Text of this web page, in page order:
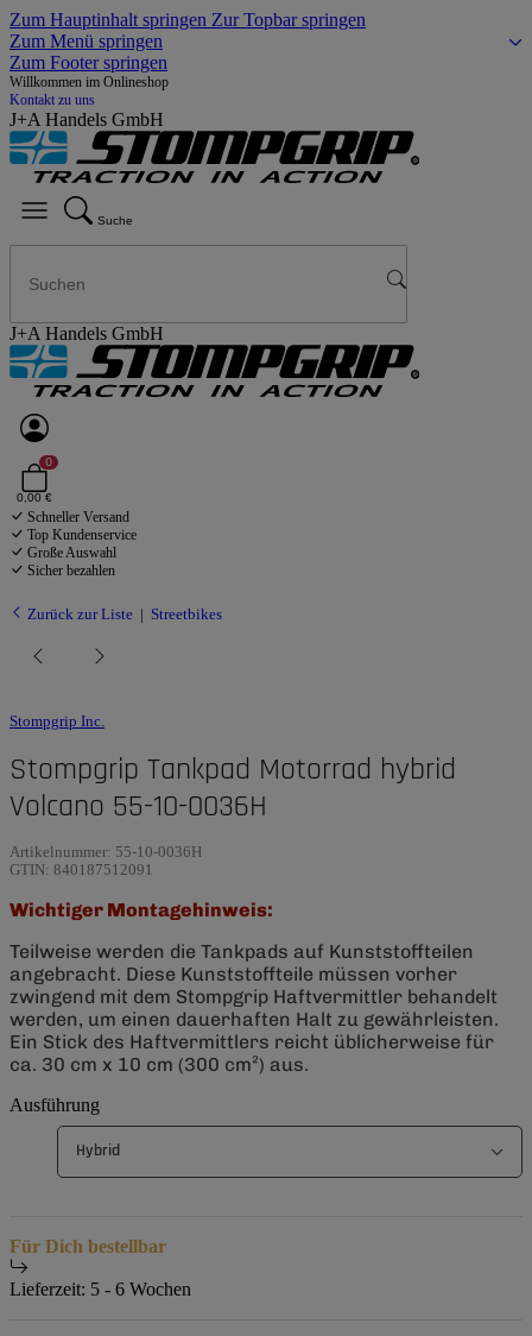
Zum Hauptinhalt springen Zur Topbar springen
Zum Menü springen
Zum Footer springen
Willkommen im Onlineshop
Kontakt zu uns
J+A Handels GmbH
Suche
J+A Handels GmbH
0
0,00 €
Schneller Versand
Top Kundenservice
Große Auswahl
Sicher bezahlen
Zurück zur Liste Streetbikes
Stompgrip Inc.
Stompgrip Tankpad Motorrad hybrid
Volcano 55-10-0036H
Artikelnummer: 55-10-0036H
GTIN: 840187512091
Wichtiger Montagehinweis:
Teilweise werden die Tankpads auf Kunststoffteilen
angebracht. Diese Kunststoffteile müssen vorher
zwingend mit dem Stompgrip Haftvermittler behandelt
werden, um einen dauerhaften Halt zu gewährleisten.
Ein Stick des Haftvermittlers reicht üblicherweise für
ca. 30 cm x 10 cm (300 cm²) aus.
Ausführung
Hybrid
Für Dich bestellbar
Lieferzeit: 5 - 6 Wochen